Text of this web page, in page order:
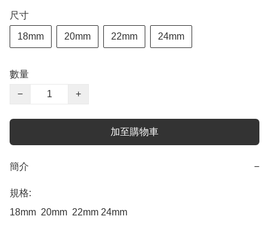
尺寸
18mm 20mm 22mm 24mm
數量
−
+
加至購物車
簡介 −
規格:
18mm  20mm  22mm 24mm